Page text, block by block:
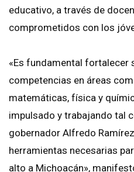
educativo, a través de
comprometidos con los
«Es fundamental fortalecer
competencias en áreas
matemáticas, física y
impulsado y trabajando tal
gobernador Alfredo
herramientas necesarias
alto a Michoacán»,